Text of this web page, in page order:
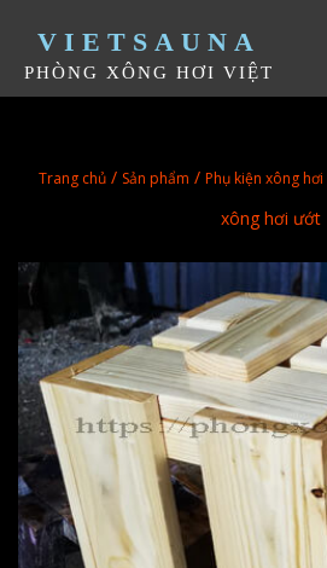
VIETSAUNA
PHÒNG XÔNG HƠI VIỆT
Trang chủ / Sản phẩm / Phụ kiện xông hơi
xông hơi ướt